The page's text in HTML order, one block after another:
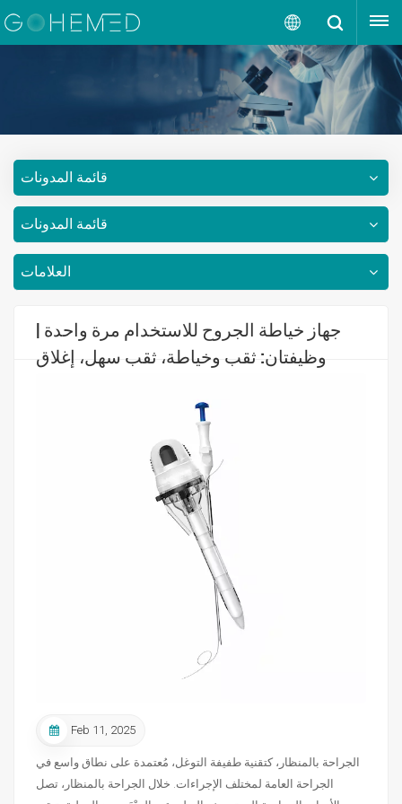
العربية
English
إقتبس
قائمة المدونات
قائمة المدونات
العلامات
جهاز خياطة الجروح للاستخدام مرة واحدة |
وظيفتان: ثقب وخياطة، ثقب سهل، إغلاق
Feb 11, 2025
الجراحة بالمنظار، كتقنية طفيفة التوغل، مُعتمدة على نطاق واسع في
الجراحة العامة لمختلف الإجراءات. خلال الجراحة بالمنظار، تصل